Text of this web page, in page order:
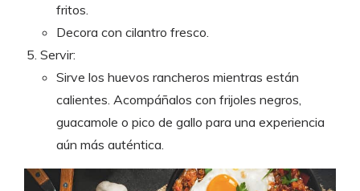
fritos.
Decora con cilantro fresco.
Servir:
Sirve los huevos rancheros mientras están
calientes. Acompáñalos con frijoles negros,
guacamole o pico de gallo para una experiencia
aún más auténtica.